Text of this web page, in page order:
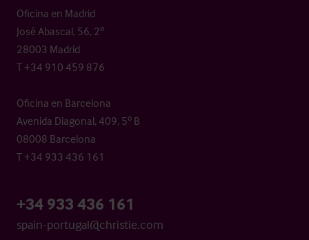
Oficina en Madrid
José Abascal, 56, 2º
28003 Madrid
T +34 910 459 876
Oficina en Barcelona
Avenida Diagonal, 409, 5º B
08008 Barcelona
T +34 933 436 161
+34 933 436 161
spain-portugal@christie.com